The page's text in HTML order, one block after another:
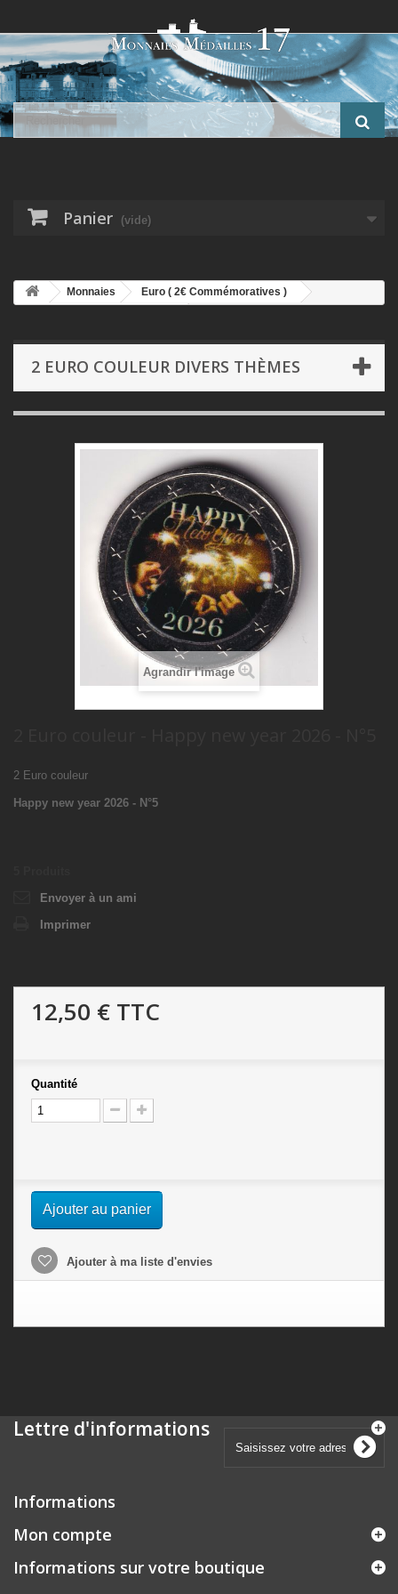
Panier (vide)
Monnaies
Euro ( 2€ Commémoratives )
2 EURO COULEUR DIVERS THÈMES
Agrandir l'image
2 Euro couleur
Happy new year 2026 - N°5
Envoyer à un ami
Imprimer
12,50 € TTC
Quantité
Ajouter au panier
Ajouter à ma liste d'envies
Lettre d'informations
Informations
Mon compte
Informations sur votre boutique